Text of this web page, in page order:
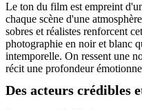
Le ton du film est empreint
chaque scène d'une
sobres et réalistes renforcent
photographie en noir et blanc
intemporelle. On ressent une
récit une profondeur
Des acteurs crédibles